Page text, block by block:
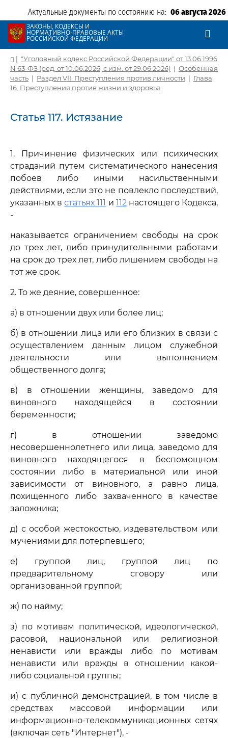
Актуальные документы по состоянию на: 06 августа 2026
ЗАКОНЫ, КОДЕКСЫ И
НОРМАТИВНО-ПРАВОВЫЕ АКТЫ
РОССИЙСКОЙ ФЕДЕРАЦИИ
| "Уголовный кодекс Российской Федерации" от 13.06.1996
N 63-ФЗ (ред. от 10.06.2026, с изм. от 29.06.2026) | Особенная
часть | Раздел VII. Преступления против личности | Глава
16. Преступления против жизни и здоровья
Статья 117. Истязание
1. Причинение физических или психических
страданий путем систематического нанесения
побоев либо иными насильственными
действиями, если это не повлекло последствий,
указанных встатьях 111 и 112настоящего Кодекса,
-
наказывается ограничением свободы на срок
до трех лет, либо принудительными работами
на срок до трех лет, либо лишением свободы на
тот же срок.
2. То же деяние, совершенное:
а) в отношении двух или более лиц;
б) в отношении лица или его близких в связи с
осуществлением данным лицом служебной
деятельности или выполнением
общественного долга;
в) в отношении женщины, заведомо для
виновного находящейся в состоянии
беременности;
г) в отношении заведомо
несовершеннолетнего или лица, заведомо для
виновного находящегося в беспомощном
состоянии либо в материальной или иной
зависимости от виновного, а равно лица,
похищенного либо захваченного в качестве
заложника;
д) с особой жестокостью, издевательством или
мучениями для потерпевшего;
е) группой лиц, группой лиц по
предварительному сговору или
организованной группой;
ж) по найму;
з) по мотивам политической, идеологической,
расовой, национальной или религиозной
ненависти или вражды либо по мотивам
ненависти или вражды в отношении какой-
либо социальной группы;
и) с публичной демонстрацией, в том числе в
средствах массовой информации или
информационно-телекоммуникационных сетях
(включая сеть "Интернет"), -